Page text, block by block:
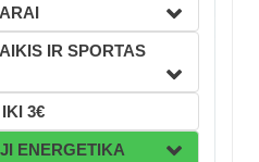
IR SPORTAS
3€
ENERGETIKA